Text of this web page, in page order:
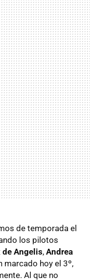
de temporada el
los pilotos
de Angelis, Andrea
marcado hoy el 3º,
Al que no